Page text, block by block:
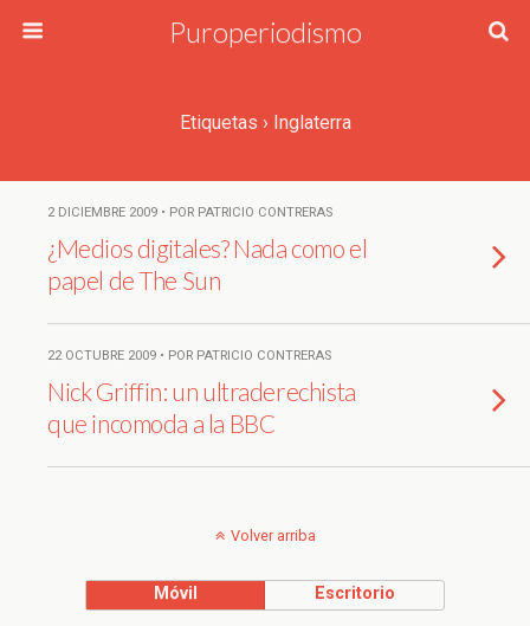
Puroperiodismo
Etiquetas › Inglaterra
2 DICIEMBRE 2009 • POR PATRICIO CONTRERAS
¿Medios digitales? Nada como el
papel de The Sun
22 OCTUBRE 2009 • POR PATRICIO CONTRERAS
Nick Griffin: un ultraderechista
que incomoda a la BBC
Volver arriba
Móvil Escritorio